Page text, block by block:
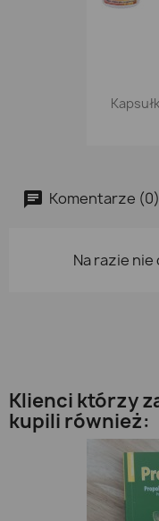
Komentarze (0)
Na razie
Klienci którzy
kupili również: